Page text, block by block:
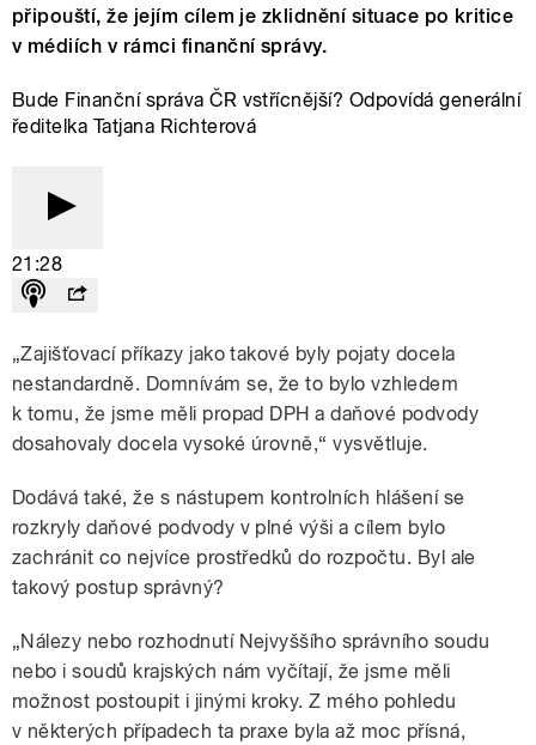
připouští, že jejím cílem je zklidnění situace po kritice
v médiích v rámci finanční správy.
Bude Finanční správa ČR vstřícnější? Odpovídá generální
ředitelka Tatjana Richterová
21:28
„Zajišťovací příkazy jako takové byly pojaty docela
nestandardně. Domnívám se, že to bylo vzhledem
k tomu, že jsme měli propad DPH a daňové podvody
dosahovaly docela vysoké úrovně,“ vysvětluje.
Dodává také, že s nástupem kontrolních hlášení se
rozkryly daňové podvody v plné výši a cílem bylo
zachránit co nejvíce prostředků do rozpočtu. Byl ale
takový postup správný?
„Nálezy nebo rozhodnutí Nejvyššího správního soudu
nebo i soudů krajských nám vyčítají, že jsme měli
možnost postoupit i jinými kroky. Z mého pohledu
v některých případech ta praxe byla až moc přísná,